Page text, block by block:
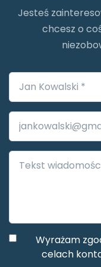
Jesteś
chcesz o
Wyrażam
celach